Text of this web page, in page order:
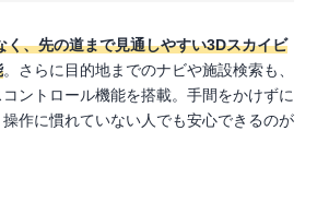
く、先の道まで見通しやすい3Dスカイビ
。さらに目的地までのナビや施設検索も、
ントロール機能を搭載。手間をかけずに
作に慣れていない人でも安心できるのが